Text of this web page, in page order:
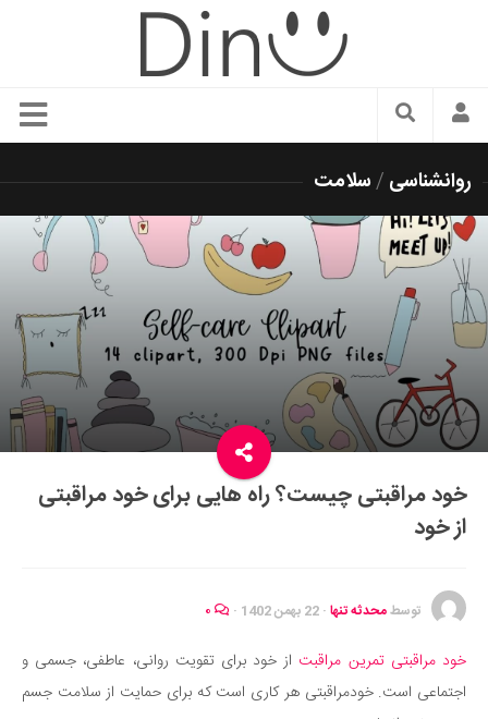
سبک زندگی
زیبایی و آرایش
شیک پوشی
دکوراسیون و چیدمان
رستوران گردی
آشپزی
سفر و گردشگری
ایران گردی
موفقیت و مهارت‌های فردی
تغذیه سالم
روانشناسی /سلامت
خود مراقبتی چیست؟ راه هایی برای خود مراقبتی
از خود
توسطمحدثه تنها · 22 بهمن 1402 ·
خود مراقبتی تمرین مراقبت از خود برای تقویت روانی، عاطفی، جسمی و
اجتماعی است. خودمراقبتی هر کاری است که برای حمایت از سلامت جسم